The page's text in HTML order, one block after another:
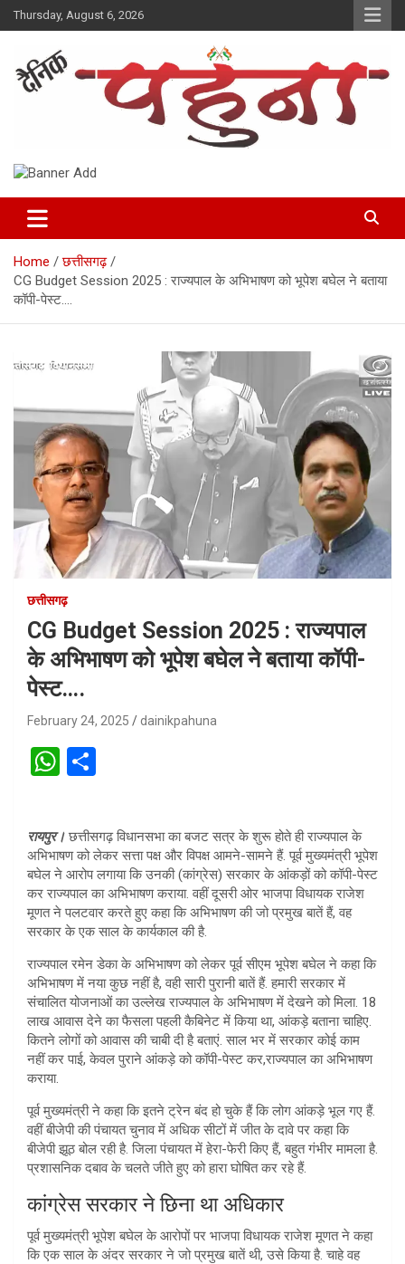
Skip
to
Thursday, August 6, 2026
Dainik Pahuna
Home
छत्तीसगढ़
CG Budget Session 2025 : राज्यपाल के अभिभाषण को भूपेश बघेल ने बताया
कॉपी-पेस्ट….
छत्तीसगढ़
CG Budget Session 2025 : राज्यपाल
के अभिभाषण को भूपेश बघेल ने बताया कॉपी-
पेस्ट….
February 24, 2025 dainikpahuna
W
s
A
p
p
e
रायपुर।छत्तीसगढ़ विधानसभा का बजट सत्र के शुरू होते ही राज्यपाल के
अभिभाषण को लेकर सत्ता पक्ष और विपक्ष आमने-सामने हैं. पूर्व मुख्यमंत्री भूपेश
बघेल ने आरोप लगाया कि उनकी (कांग्रेस) सरकार के आंकड़ों को कॉपी-पेस्ट
कर राज्यपाल का अभिभाषण कराया. वहीं दूसरी ओर भाजपा विधायक राजेश
मूणत ने पलटवार करते हुए कहा कि अभिभाषण की जो प्रमुख बातें हैं, वह
सरकार के एक साल के कार्यकाल की है.
राज्यपाल रमेन डेका के अभिभाषण को लेकर पूर्व सीएम भूपेश बघेल ने कहा कि
अभिभाषण में नया कुछ नहीं है, वही सारी पुरानी बातें हैं. हमारी सरकार में
संचालित योजनाओं का उल्लेख राज्यपाल के अभिभाषण में देखने को मिला. 18
लाख आवास देने का फैसला पहली कैबिनेट में किया था, आंकड़े बताना चाहिए.
कितने लोगों को आवास की चाबी दी है बताएं. साल भर में सरकार कोई काम
नहीं कर पाई, केवल पुराने आंकड़े को कॉपी-पेस्ट कर,राज्यपाल का अभिभाषण
कराया.
पूर्व मुख्यमंत्री ने कहा कि इतने ट्रेन बंद हो चुके हैं कि लोग आंकड़े भूल गए हैं.
वहीं बीजेपी की पंचायत चुनाव में अधिक सीटों में जीत के दावे पर कहा कि
बीजेपी झूठ बोल रही है. जिला पंचायत में हेरा-फेरी किए हैं, बहुत गंभीर मामला है.
प्रशासनिक दबाव के चलते जीते हुए को हारा घोषित कर रहे हैं.
कांग्रेस सरकार ने छिना था अधिकार
पूर्व मुख्यमंत्री भूपेश बघेल के आरोपों पर भाजपा विधायक राजेश मूणत ने कहा
कि एक साल के अंदर सरकार ने जो प्रमुख बातें थी, उसे किया है. चाहे वह